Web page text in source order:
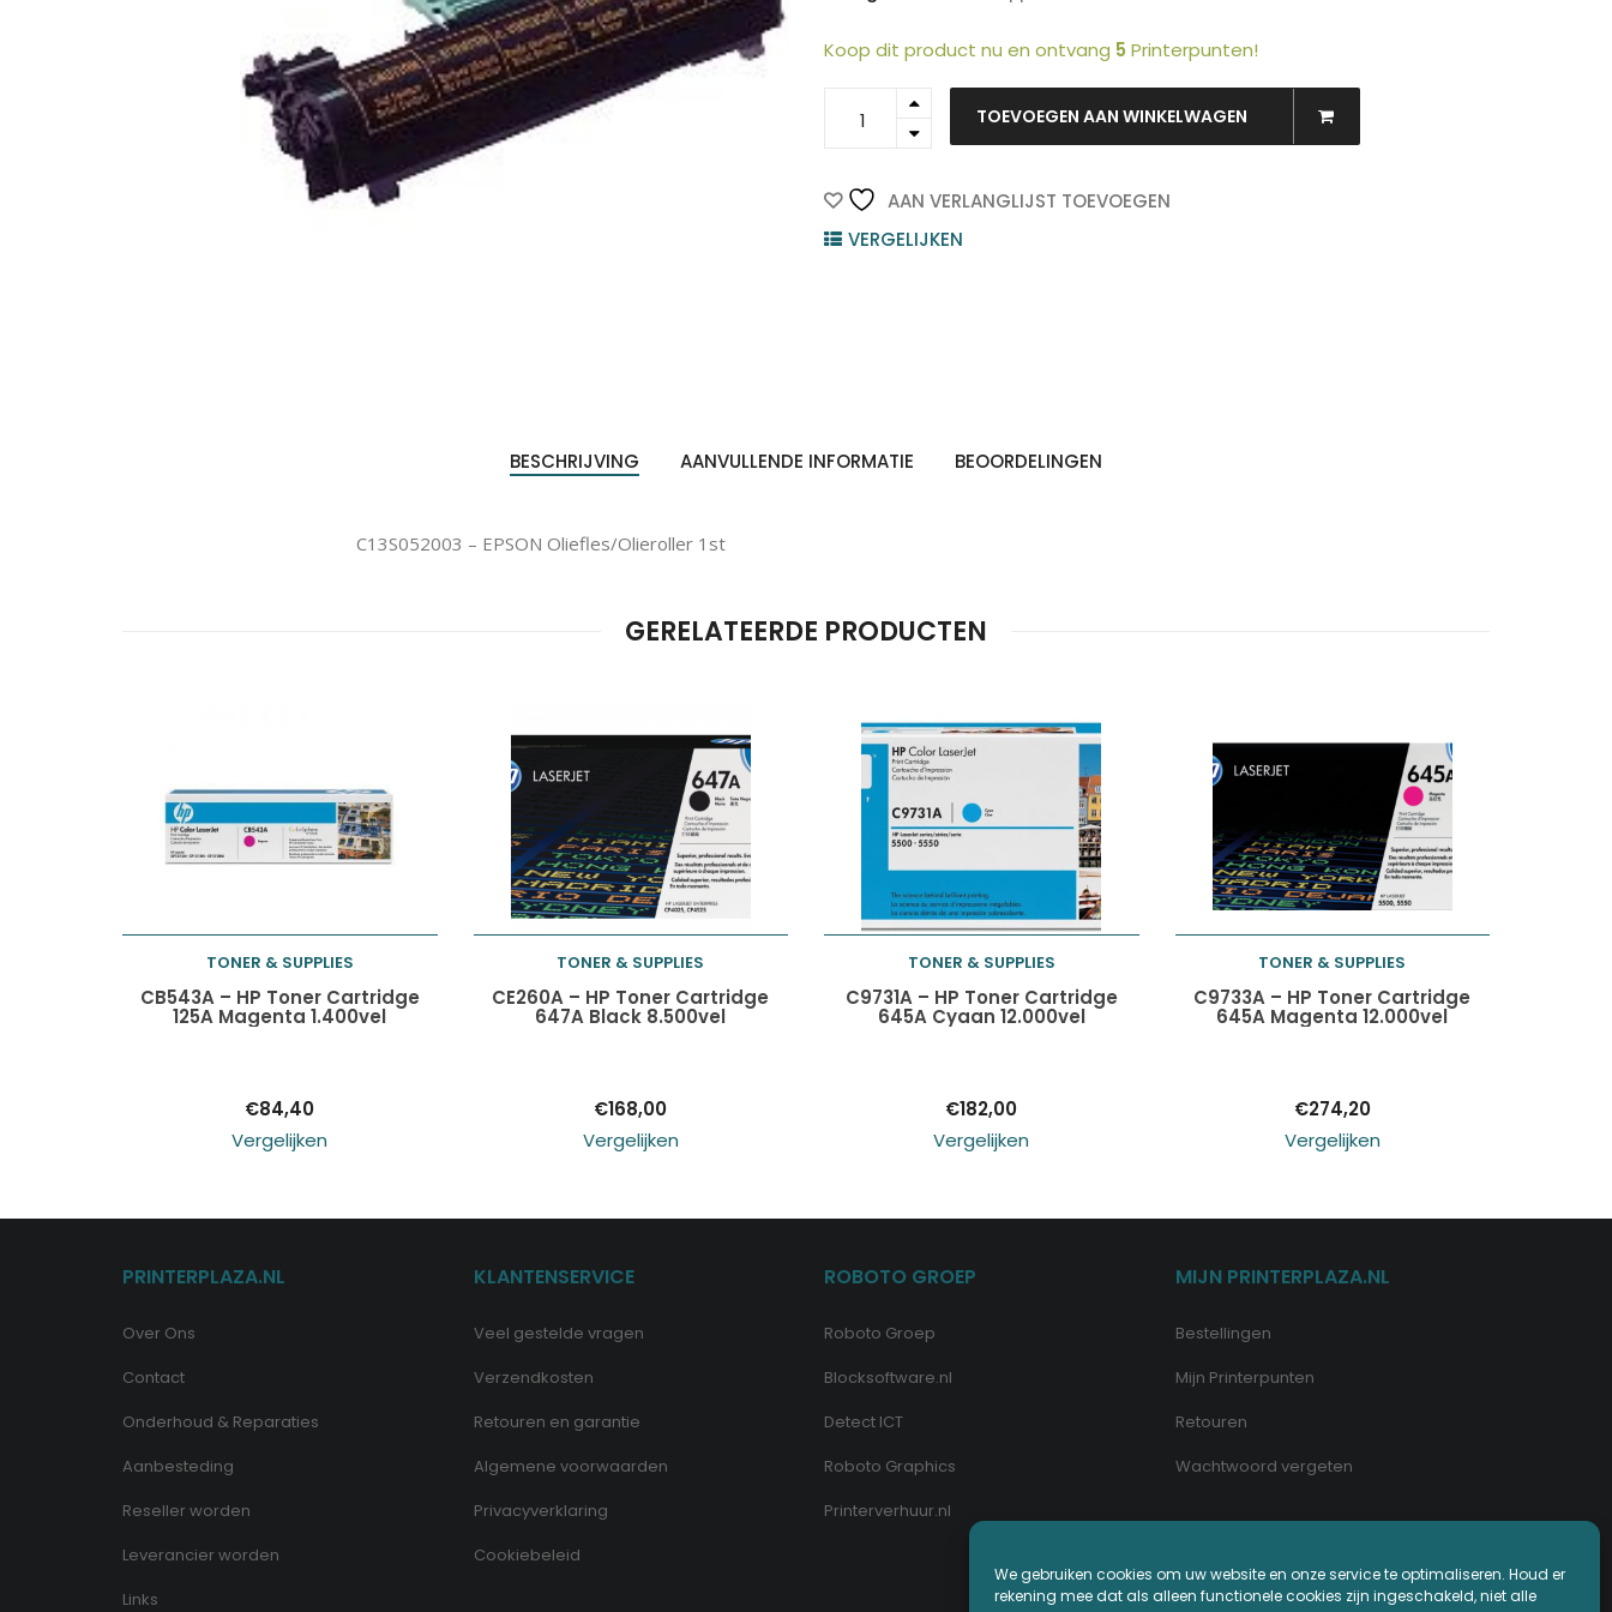
We gebruiken cookies om uw website en onze service te optimaliseren. Houd er
rekening mee dat als alleen functionele cookies zijn ingeschakeld, niet alle
Koop dit product nu en ontvang 5 Printerpunten!
C13S052003
1st
TOEVOEGEN AAN WINKELWAGEN
AAN VERLANGLIJST TOEVOEGEN
VERGELIJKEN
BESCHRIJVING AANVULLENDE INFORMATIE BEOORDELINGEN
C13S052003 – EPSON Oliefles/Olieroller 1st
GERELATEERDE PRODUCTEN
Toevoegen aan
TONER & SUPPLIES
CB543A – HP Toner Cartridge
125A Magenta 1.400vel
€84,40
Vergelijken
Toevoegen aan
TONER & SUPPLIES
CE260A – HP Toner Cartridge
647A Black 8.500vel
€168,00
Vergelijken
Toevoegen aan
TONER & SUPPLIES
C9731A – HP Toner Cartridge
645A Cyaan 12.000vel
€182,00
Vergelijken
Toevoegen aan
TONER & SUPPLIES
C9733A – HP Toner Cartridge
645A Magenta 12.000vel
€274,20
Vergelijken
PRINTERPLAZA.NL
Over Ons
Contact
Onderhoud & Reparaties
Aanbesteding
Reseller worden
Leverancier worden
Links
KLANTENSERVICE
Veel gestelde vragen
Verzendkosten
Retouren en garantie
Algemene voorwaarden
Privacyverklaring
Cookiebeleid
ROBOTO GROEP
Roboto Groep
Blocksoftware.nl
Detect ICT
Roboto Graphics
Printerverhuur.nl
MIJN PRINTERPLAZA.NL
Bestellingen
Mijn Printerpunten
Retouren
Wachtwoord vergeten
ZOEKEN